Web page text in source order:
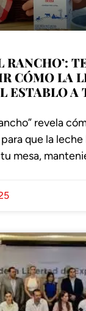
RANCHO’:
CÓMO LA
ESTABLO A
revela
que la
mesa,